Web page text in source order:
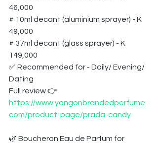
46,000
# 10ml decant (aluminium sprayer) - K
49,000
# 37ml decant (glass sprayer) - K
149,000
✅ Recommended for - Daily/ Evening/
Dating
Full review 👉
https://www.yangonbrandedperfume.
com/product-page/prada-candy
🌿 Boucheron Eau de Parfum for